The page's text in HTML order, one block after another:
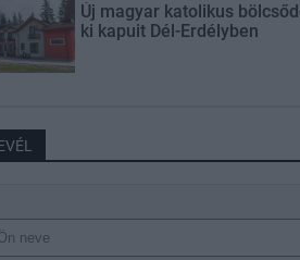
Új magyar katolikus
ki kapuit Dél-Erdélyben